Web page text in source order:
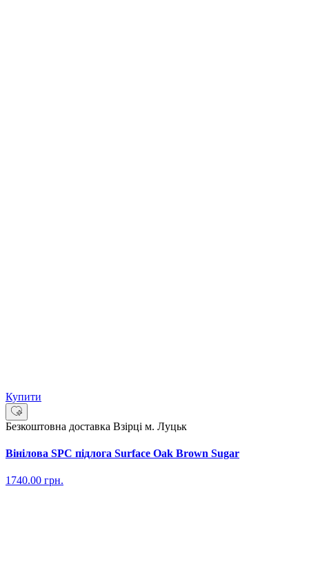
Купити
Безкоштовна доставка Взірці м. Луцьк
Вінілова SPC підлога Surface Oak Brown Sugar
1740.00 грн.